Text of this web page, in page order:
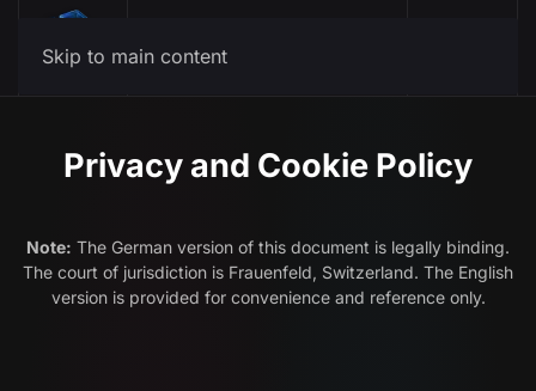
Skip to main content
Privacy and Cookie Policy
Note: The German version of this document is legally binding.
The court of jurisdiction is Frauenfeld, Switzerland. The English
version is provided for convenience and reference only.